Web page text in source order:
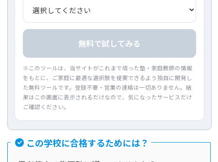
無料で試してみる
※このツールは、当サイトがこれまで培った塾・家庭教師の情報
をもとに、ご家庭に最適な選択肢を提案できるよう独自に開発し
た無料ツールです。登録不要・営業の連絡は一切ありません。結
果はこの画面に表示されるだけなので、気になったサービスだけ
ご確認ください。
この学校に合格するためには？